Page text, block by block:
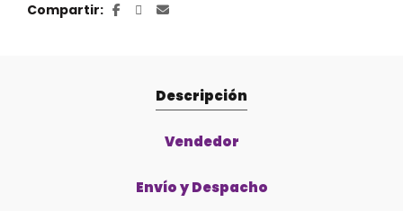
Compartir
Descripción
Vendedor
Envío y Despacho